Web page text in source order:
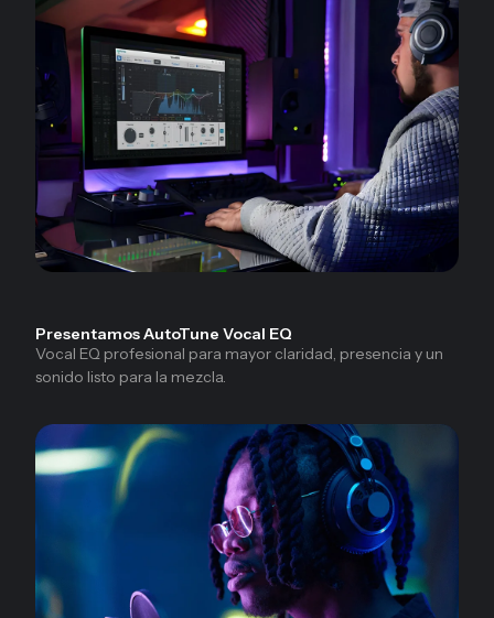
Presentamos AutoTune Vocal EQ
Vocal EQ profesional para mayor claridad, presencia y un
sonido listo para la mezcla.